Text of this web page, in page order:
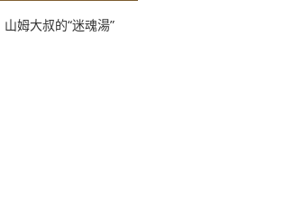
山姆大叔的“迷魂湯”